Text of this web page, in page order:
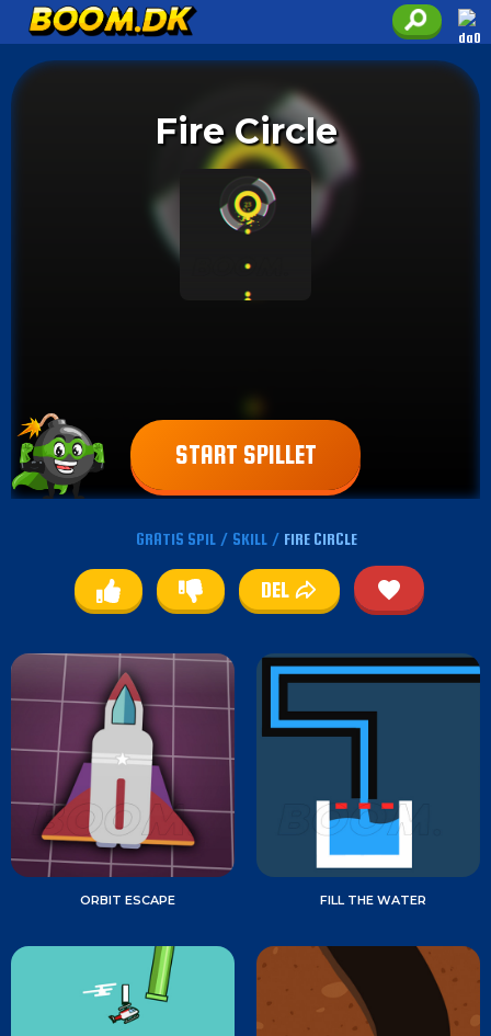
Fire Circle
START SPILLET
GRATIS SPIL / SKILL / FIRE CIRCLE
DEL
ORBIT ESCAPE FILL THE WATER